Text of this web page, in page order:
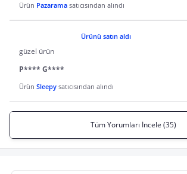
Ürün Pazarama satıcısından alındı
Ürünü satın aldı
güzel ürün
P**** G****
Ürün Sleepy satıcısından alındı
Tüm Yorumları İncele (35)